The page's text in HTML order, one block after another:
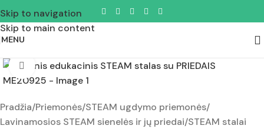
Skip to navigation
Skip to main content
MENU
Padidinti nuotrauką
Pradžia/Priemonės/STEAM ugdymo priemonės/
Lavinamosios STEAM sienelės ir jų priedai/STEAM stalai